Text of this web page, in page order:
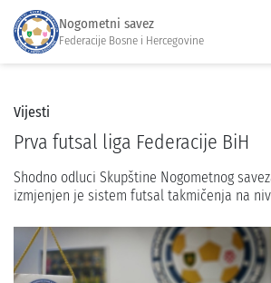
Nogometni savez
Federacije Bosne i Hercegovine
Vijesti
Prva futsal liga Federacije BiH
Shodno odluci Skupštine Nogometnog
izmjenjen je sistem futsal takmičenja na